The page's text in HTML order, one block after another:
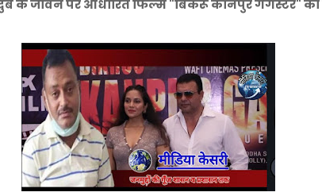
के जीवन पर आधारित फिल्म "बिकरू कानपुर गैंगस्टर" का